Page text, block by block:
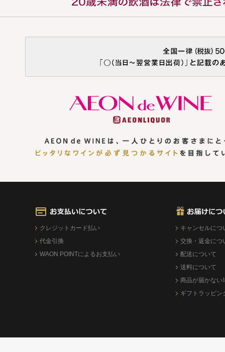
クレジットカード払い
代金引換
WAON POINTによるお支払い
キャンセルにつ
交換・返金につ
配送について
送料について
商品が届かない
ギフトラッピン